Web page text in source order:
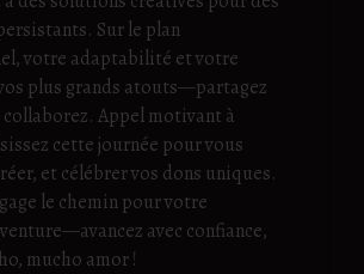
Sur le plan
votre adaptabilité et votre
plus grands atouts—partagez
Appel motivant à
cette journée pour vous
et célébrer vos dons uniques.
le chemin pour votre
avec confiance,
mucho amor !